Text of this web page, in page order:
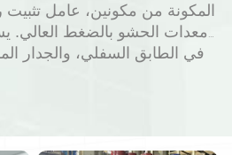
المكونة من مكونين، عامل
معدات الحشو بالضغط العالي.
في الطابق السفلي، والجدار